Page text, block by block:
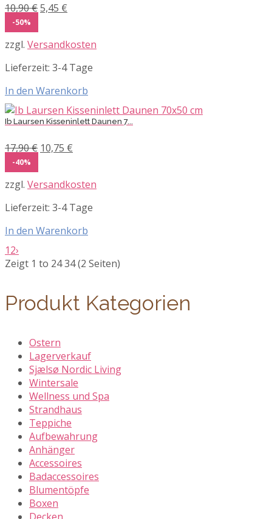
10,90€Ursprünglicher
10,90 €
5,45 €
5,45 €.
-50%
zzgl. Versandkosten
Lieferzeit: 3-4 Tage
In den Warenkorb
Ib Laursen Kisseninlett Daunen 7...
17,90€ Ursprünglicher
17,90 €
10,75 €
10,75 €.
-40%
zzgl. Versandkosten
Lieferzeit: 3-4 Tage
In den Warenkorb
12›
Zeigt 1 to 24 34 (2 Seiten)
Produkt Kategorien
Ostern
Lagerverkauf
Sjælsø Nordic Living
Wintersale
Wellness und Spa
Strandhaus
Teppiche
Aufbewahrung
Anhänger
Accessoires
Badaccessoires
Blumentöpfe
Boxen